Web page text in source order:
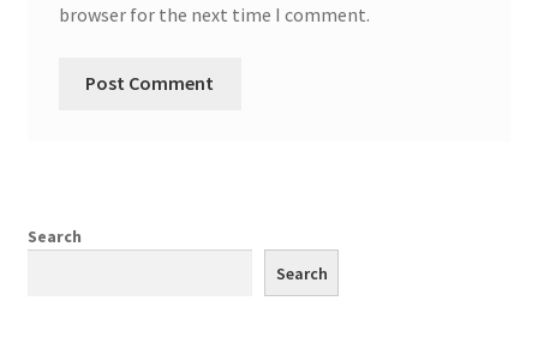
browser for the next time I comment.
Search
Search